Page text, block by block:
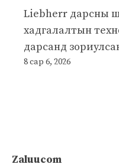
Liebherr дарсны
хадгалалтын
дарсанд
8 сар 6, 2026
Zaluucom